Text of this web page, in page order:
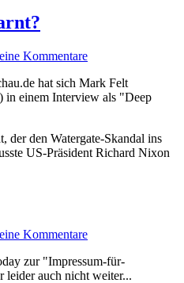
Kommentare
hat sich Mark Felt
in einem Interview als "Deep
der den Watergate-Skandal ins
US-Präsident Richard Nixon
Kommentare
zur "Impressum-für-
leider auch nicht weiter...